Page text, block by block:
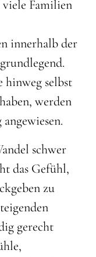
Familien
innerhalb der
hinweg selbst
werden
schwer
das Gefühl,
zu
gerecht